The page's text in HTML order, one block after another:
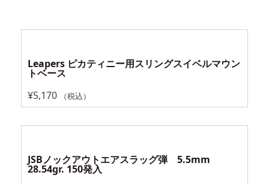
Leapers ピカティニー用スリングスイベルマウン
トベース
¥5,170 （税込）
JSBノックアウトエアスラッグ弾 5.5mm
28.54gr. 150発入